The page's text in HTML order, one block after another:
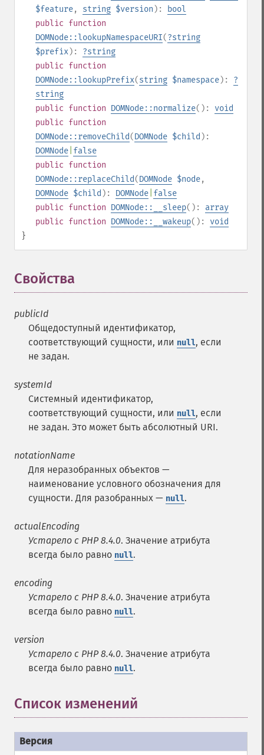
$feature, string $version ):
bool
public function
DOMNode::lookupNamespaceURI(?string
$prefix): ?string
public function
DOMNode::lookupPrefix(string $namespace): ?
string
public function DOMNode::normalize(): void
public function
DOMNode::removeChild(DOMNode $child ):
DOMNode false
public function
DOMNode::replaceChild(DOMNode $node,
DOMNode $child ): DOMNode false
public function DOMNode::__sleep(): array
public function DOMNode::__wakeup(): void
}
Свойства
publicId
Общедоступный идентификатор,
соответствующий сущности, или null, если
не задан.
systemId
Системный идентификатор,
соответствующий сущности, или null, если
не задан. Это может быть абсолютный URI.
notationName
Для неразобранных объектов —
наименование условного обозначения для
сущности. Для разобранных — null.
actualEncoding
Устарело с PHP 8.4.0. Значение атрибута
всегда было равно null.
encoding
Устарело с PHP 8.4.0. Значение атрибута
всегда было равно null.
version
Устарело с PHP 8.4.0. Значение атрибута
всегда было равно null.
Список изменений